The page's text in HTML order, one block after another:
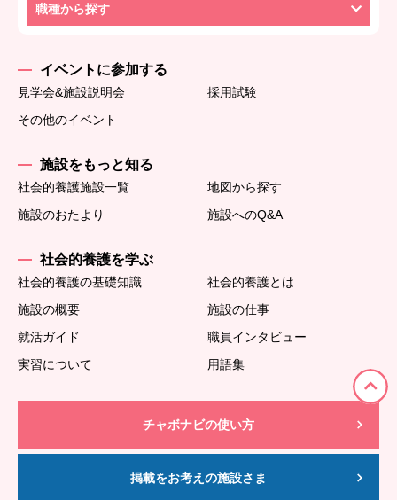
職種から探す
イベントに参加する
見学会&施設説明会
採用試験
その他のイベント
施設をもっと知る
社会的養護施設一覧
地図から探す
施設のおたより
施設へのQ&A
社会的養護を学ぶ
社会的養護の基礎知識
社会的養護とは
施設の概要
施設の仕事
就活ガイド
職員インタビュー
実習について
用語集
チャボナビの使い方
掲載をお考えの施設さま